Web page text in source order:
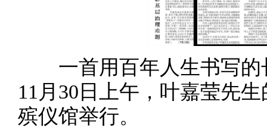
一首用百年人生书写的
11月30日上午，叶嘉莹先
殡仪馆举行。